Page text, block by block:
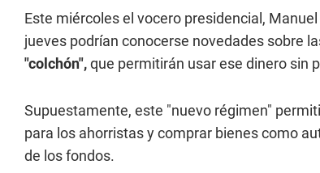
Este miércoles el vocero presidencial,
jueves podrían conocerse novedades sobre
"colchón",que permitirán usar ese dinero sin
Supuestamente, este "nuevo régimen"
para los ahorristas y comprar bienes como
de los fondos.